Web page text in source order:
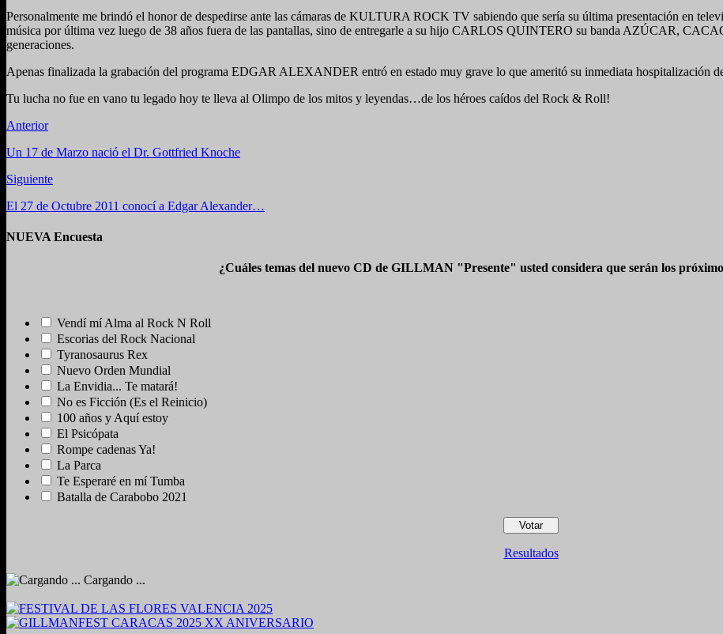
Personalmente me brindó el honor de despedirse ante las cámaras de KULTURA ROCK TV sabiendo que sería su última presentación en
música por última vez luego de 38 años fuera de las pantallas, sino de entregarle a su hijo CARLOS QUINTERO su banda AZÚCAR,
generaciones.
Apenas finalizada la grabación del programa EDGAR ALEXANDER entró en estado muy grave lo que ameritó su inmediata hospitalización
Tu lucha no fue en vano tu legado hoy te lleva al Olimpo de los mitos y leyendas…de los héroes caídos del Rock & Roll!
Anterior
Un 17 de Marzo nació el Dr. Gottfried Knoche
Siguiente
El 27 de Octubre 2011 conocí a Edgar Alexander…
NUEVA Encuesta
¿Cuáles temas del nuevo CD de GILLMAN "Presente" usted considera que serán los
Vendí mí Alma al Rock N Roll
Escorias del Rock Nacional
Tyranosaurus Rex
Nuevo Orden Mundial
La Envidia... Te matará!
No es Ficción (Es el Reinicio)
100 años y Aquí estoy
El Psicópata
Rompe cadenas Ya!
La Parca
Te Esperaré en mí Tumba
Batalla de Carabobo 2021
Resultados
Cargando ...